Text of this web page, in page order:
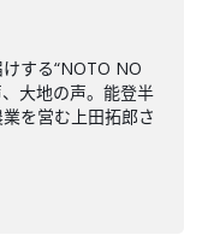
する“NOTO NO
大地の声。能登半
を営む上田拓郎さ